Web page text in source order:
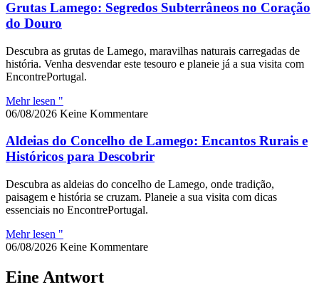
Grutas Lamego: Segredos Subterrâneos no Coração
do Douro
Descubra as grutas de Lamego, maravilhas naturais carregadas de
história. Venha desvendar este tesouro e planeie já a sua visita com
EncontrePortugal.
Mehr lesen "
06/08/2026 Keine Kommentare
Aldeias do Concelho de Lamego: Encantos Rurais e
Históricos para Descobrir
Descubra as aldeias do concelho de Lamego, onde tradição,
paisagem e história se cruzam. Planeie a sua visita com dicas
essenciais no EncontrePortugal.
Mehr lesen "
06/08/2026 Keine Kommentare
Eine Antwort